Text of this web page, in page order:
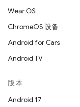
Wear OS
ChromeOS 设备
Android for Cars
Android TV
版本
Android 17